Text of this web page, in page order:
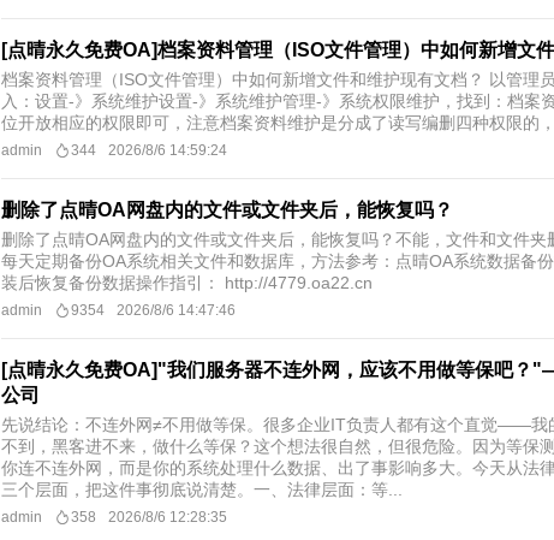
[点晴永久免费OA]档案资料管理（ISO文件管理）中如何新增文
档案资料管理（ISO文件管理）中如何新增文件和维护现有文档？ 以管理
入：设置-》系统维护设置-》系统维护管理-》系统权限维护，找到：档案
位开放相应的权限即可，注意档案资料维护是分成了读写编删四种权限的
admin 344 2026/8/6 14:59:24
删除了点晴OA网盘内的文件或文件夹后，能恢复吗？
删除了点晴OA网盘内的文件或文件夹后，能恢复吗？不能，文件和文件
每天定期备份OA系统相关文件和数据库，方法参考：点晴OA系统数据备
装后恢复备份数据操作指引： http://4779.oa22.cn
admin 9354 2026/8/6 14:47:46
[点晴永久免费OA]"我们服务器不连外网，应该不用做等保吧
公司
先说结论：不连外网≠不用做等保。很多企业IT负责人都有这个直觉——我
不到，黑客进不来，做什么等保？这个想法很自然，但很危险。因为等保
你连不连外网，而是你的系统处理什么数据、出了事影响多大。今天从法
三个层面，把这件事彻底说清楚。一、法律层面：等...
admin 358 2026/8/6 12:28:35